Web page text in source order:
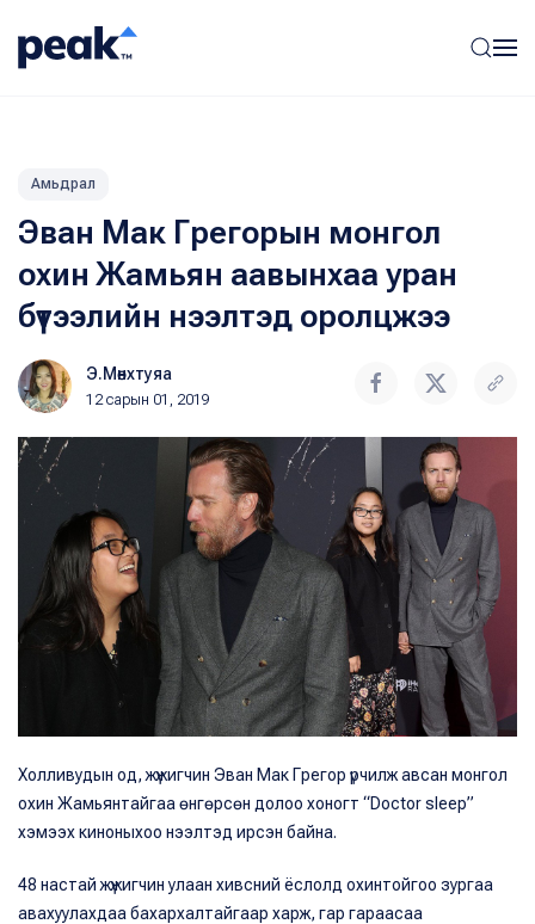
Амьдрал
Эван Мак Грегорын монгол
охин Жамьян аавынхаа уран
бүтээлийн нээлтэд оролцжээ
Э.Мөнхтуяа
12 сарын 01, 2019
Холливудын од, жүжигчин Эван Мак Грегор үрчилж авсан монгол
охин Жамьянтайгаа өнгөрсөн долоо хоногт “Doctor sleep”
хэмээх киноныхоо нээлтэд ирсэн байна.
48 настай жүжигчин улаан хивсний ёслолд охинтойгоо зургаа
авахуулахдаа бахархалтайгаар харж, гар гараасаа